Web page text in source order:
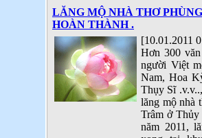
LĂNG MỘ NHÀ THƠ
HOÀN THÀNH .
[10.01.2011
Hơn 300
người Việt
Nam, Hoa
Thụy Sĩ
lăng mộ nhà
Trâm ở
năm 2011,